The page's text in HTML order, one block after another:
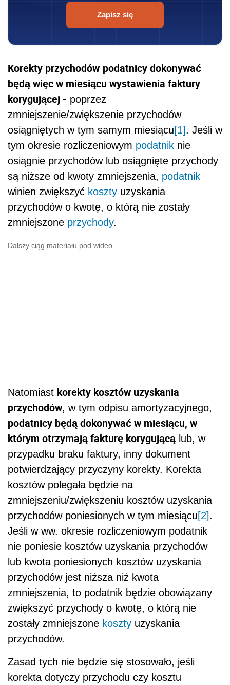
Zapisz się
Korekty przychodów podatnicy dokonywać
będą więc w miesiącu wystawienia faktury
korygującej - poprzez
zmniejszenie/zwiększenie przychodów
osiągniętych w tym samym miesiącu[1]. Jeśli w
tym okresie rozliczeniowym podatnik nie
osiągnie przychodów lub osiągnięte przychody
są niższe od kwoty zmniejszenia, podatnik
winien zwiększyć koszty uzyskania
przychodów o kwotę, o którą nie zostały
zmniejszone przychody.
Dalszy ciąg materiału pod wideo
Natomiast korekty kosztów uzyskania
przychodów, w tym odpisu amortyzacyjnego,
podatnicy będą dokonywać w miesiącu, w
którym otrzymają fakturę korygującąlub, w
przypadku braku faktury, inny dokument
potwierdzający przyczyny korekty. Korekta
kosztów polegała będzie na
zmniejszeniu/zwiększeniu kosztów uzyskania
przychodów poniesionych w tym miesiącu[2].
Jeśli w ww. okresie rozliczeniowym podatnik
nie poniesie kosztów uzyskania przychodów
lub kwota poniesionych kosztów uzyskania
przychodów jest niższa niż kwota
zmniejszenia, to podatnik będzie obowiązany
zwiększyć przychody o kwotę, o którą nie
zostały zmniejszone koszty uzyskania
przychodów.
Zasad tych nie będzie się stosowało, jeśli
korekta dotyczy przychodu czy kosztu